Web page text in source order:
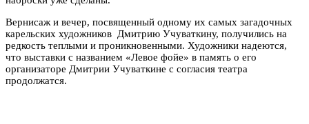
Вернисаж и вечер, посвященный одному их самых загадочных
карельских художников Дмитрию Учуваткину, получились на
редкость теплыми и проникновенными. Художники надеются,
что выставки с названием «Левое фойе» в память о его
организаторе Дмитрии Учуваткине с согласия театра
продолжатся.